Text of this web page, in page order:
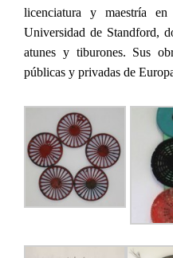
licenciatura y maestría
Universidad de Standford,
atunes y tiburones. Sus
públicas y privadas de